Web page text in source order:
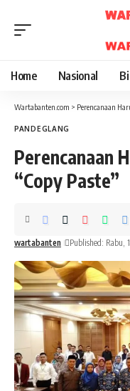
Home Nasional
Wartabanten.com > Perencanaan
PANDEGLANG
Perencanaan
“Copy Paste”
wartabanten Published: Rabu,